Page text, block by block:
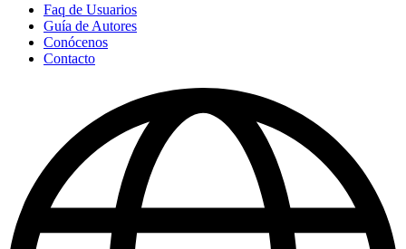
Faq de Usuarios
Guía de Autores
Conócenos
Contacto